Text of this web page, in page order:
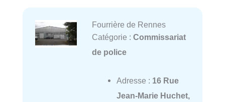
Fourrière de Rennes
Catégorie : Commissariat
de police
Adresse : 16 Rue
Jean-Marie Huchet,